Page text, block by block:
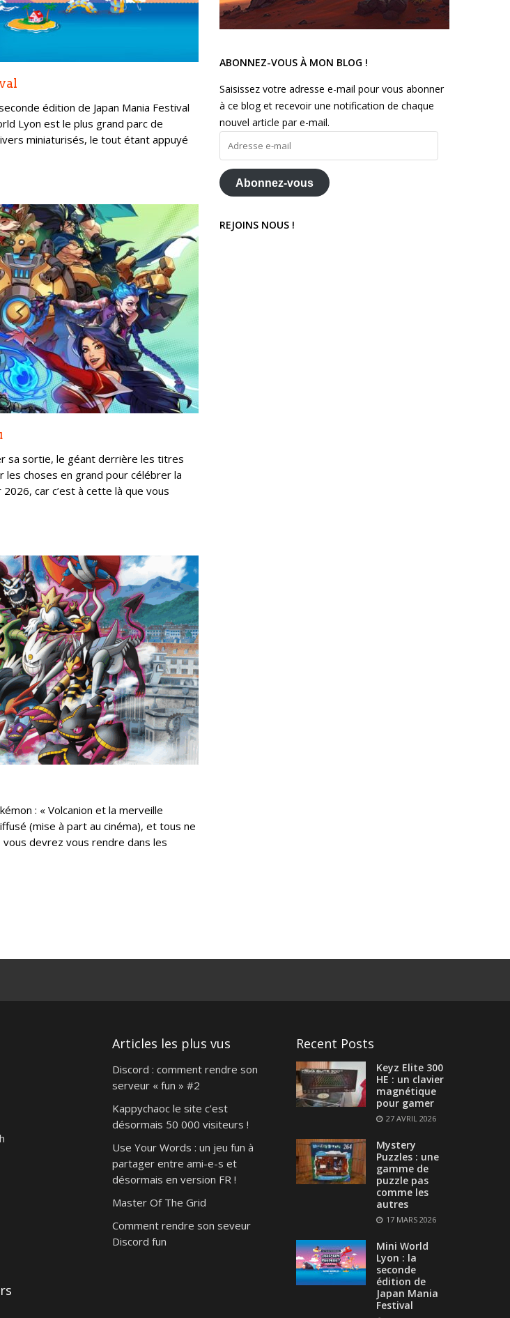
édition de Japan Mania Festival
Lyon est le plus grand parc de
miniaturisés, le tout étant appuyé
sa sortie, le géant derrière les titres
choses en grand pour célébrer la
car c’est à cette là que vous
: « Volcanion et la merveille
(mise à part au cinéma), et tous ne
devrez vous rendre dans les
ABONNEZ-VOUS À MON BLOG !
Saisissez votre adresse e-mail pour vous abonner
à ce blog et recevoir une notification de chaque
nouvel article par e-mail.
mail
Abonnez-vous
REJOINS NOUS !
Articles les plus vus
Discord : comment rendre son
serveur « fun » #2
Kappychaoc le site c’est
désormais 50 000 visiteurs !
Use Your Words : un jeu fun à
partager entre ami-e-s et
désormais en version FR !
Master Of The Grid
Comment rendre son seveur
Discord fun
Recent Posts
Keyz Elite 300
HE : un clavier
magnétique
pour gamer
27 AVRIL 2026
Mystery
Puzzles : une
gamme de
puzzle pas
comme les
autres
17 MARS 2026
Mini World
Lyon : la
seconde
édition de
Japan Mania
Festival